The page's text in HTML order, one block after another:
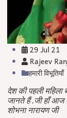
29 Jul 21
Rajeev
हमारी विभूतियाँ
देश की पहली
जानते हैं .जी हाँ आज
शोभना नारायण जी